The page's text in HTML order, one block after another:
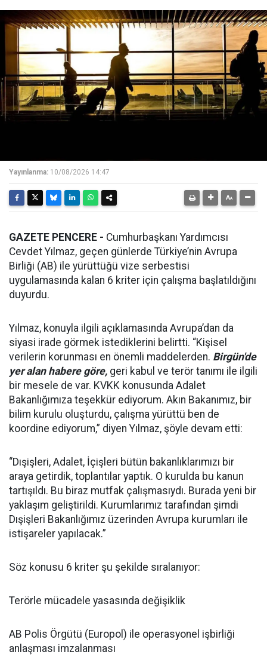
Yayınlanma: 10/08/2026 14:47
GAZETE PENCERE - Cumhurbaşkanı Yardımcısı
Cevdet Yılmaz, geçen günlerde Türkiye’nin Avrupa
Birliği (AB) ile yürüttüğü vize serbestisi
uygulamasında kalan 6 kriter için çalışma başlatıldığını
duyurdu.
Yılmaz, konuyla ilgili açıklamasında Avrupa’dan da
siyasi irade görmek istediklerini belirtti. “Kişisel
verilerin korunması en önemli maddelerden. Birgün'de
yer alan habere göre, geri kabul ve terör tanımı ile ilgili
bir mesele de var. KVKK konusunda Adalet
Bakanlığımıza teşekkür ediyorum. Akın Bakanımız, bir
bilim kurulu oluşturdu, çalışma yürüttü ben de
koordine ediyorum,” diyen Yılmaz, şöyle devam etti:
“Dışişleri, Adalet, İçişleri bütün bakanlıklarımızı bir
araya getirdik, toplantılar yaptık. O kurulda bu kanun
tartışıldı. Bu biraz mutfak çalışmasıydı. Burada yeni bir
yaklaşım geliştirildi. Kurumlarımız tarafından şimdi
Dışişleri Bakanlığımız üzerinden Avrupa kurumları ile
istişareler yapılacak.”
Söz konusu 6 kriter şu şekilde sıralanıyor:
Terörle mücadele yasasında değişiklik
AB Polis Örgütü (Europol) ile operasyonel işbirliği
anlaşması imzalanması